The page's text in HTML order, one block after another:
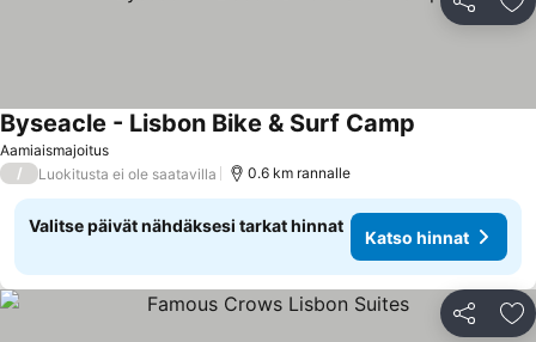
Jaa
Aamiaismajoitus
Byseacle - Lisbon Bike & Surf Camp
/ Luokitusta ei ole saatavilla 0.6 km rannalle
Valitse päivät nähdäksesi tarkat hinnat
Katso hinnat
Jaa